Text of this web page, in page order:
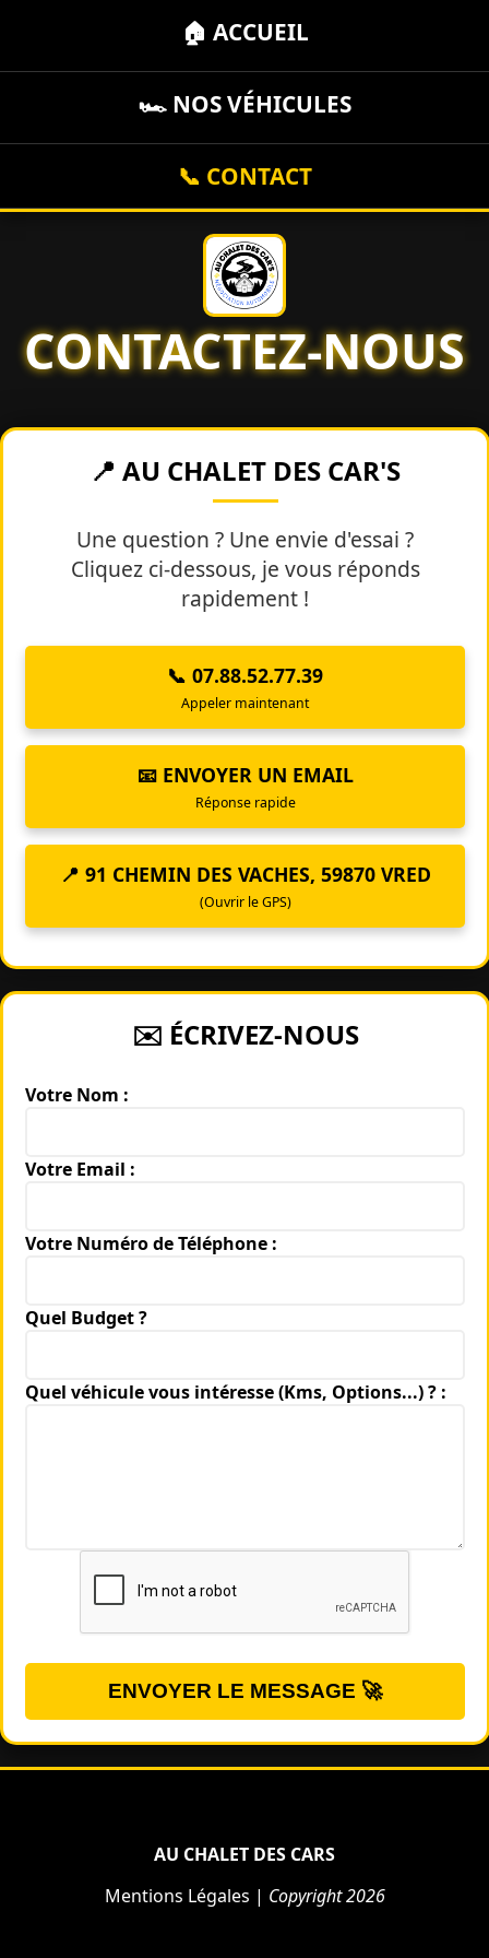
🏠 ACCUEIL
🏎️ NOS VÉHICULES
📞 CONTACT
CONTACTEZ-NOUS
📍 AU CHALET DES CAR'S
Une question ? Une envie d'essai ?
Cliquez ci-dessous, je vous réponds
rapidement !
📞 07.88.52.77.39
Appeler maintenant
📧 ENVOYER UN EMAIL
Réponse rapide
📍 91 CHEMIN DES VACHES, 59870 VRED
(Ouvrir le GPS)
✉️ ÉCRIVEZ-NOUS
Votre Nom :
Votre Email :
Votre Numéro de Téléphone :
Quel Budget ?
Quel véhicule vous intéresse (Kms, Options...) ? :
ENVOYER LE MESSAGE 🚀
AU CHALET DES CARS
Mentions Légales | Copyright2026